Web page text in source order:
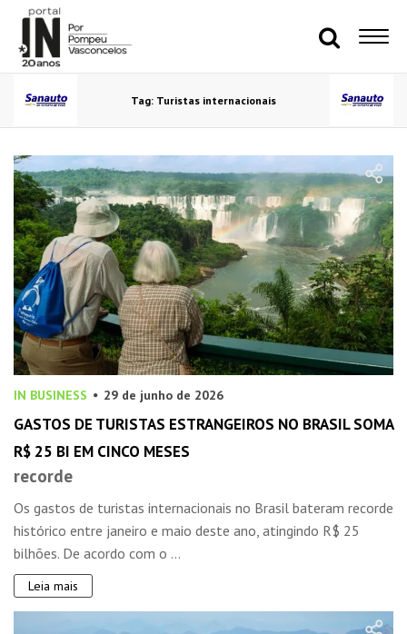
Tag: Turistas internacionais
IN BUSINESS 29 de junho de 2026
GASTOS DE TURISTAS ESTRANGEIROS NO BRASIL SOMA
R$ 25 BI EM CINCO MESES
recorde
Os gastos de turistas internacionais no Brasil bateram recorde
histórico entre janeiro e maio deste ano, atingindo R$ 25
bilhões. De acordo com o ...
Leia mais